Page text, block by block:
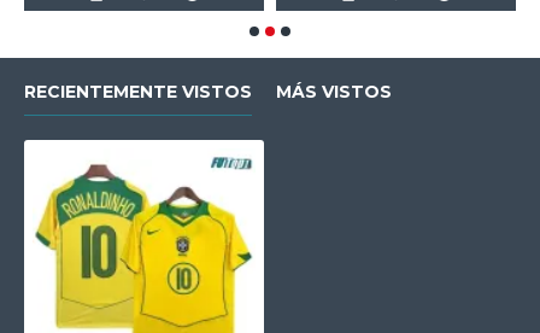
RECIENTEMENTE VISTOS MÁS VISTOS